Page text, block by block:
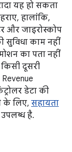
यह हो सकता
हालांकि,
और जाइरोस्कोप
सुविधा काम नहीं
का पता नहीं
दूसरी
डेटा की
के लिए, सहायता
है.